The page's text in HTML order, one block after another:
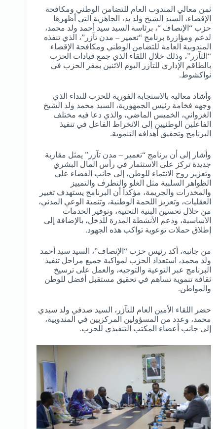
ثمن معالي المندوب العام للتضامن الوطني ومكافحة
الإقصاء، السيد الشيخ ولد بد، الجاهزية التي أظهرها
حزب “الإنصاف “، برئاسة السيد سيد أحمد ولد محمد،
لدعم ومؤازرة برنامج “تعمير – مدن تآزر”، الذي تنفذه
المندوبية العامة للتضامن الوطني ومكافحة الإقصاء
“التآزر”، وذلك خلال اللقاء الذي جمع قيادات الحزب
بالطاقم الإداري للتآزر اليوم الاثنين بمقر الحزب في
نواكشوط.
وأشاد معاليه بالاستجابة الفورية للحزب للنداء الذي
وجهه فخامة رئيس الجمهورية، السيد محمد ولد الشيخ
الغزواني، الخميس الماضي، والذي دعا فيه مختلف
الفاعلين الوطنيين إلى الانخراط الفاعل في تنفيذ
البرنامج وتحقيق أهدافه التنموية.
وأشار إلى أن برنامج “تعمير – مدن تآزر” يمثل مقاربة
جديدة تركز على الاستثمار في رأس المال البشري
وتعزيز روح الانتماء للوطن، إلى جانب القضاء على
الظواهر السلبية مثل الغلو والتطرف والتمييز
والمخدرات والجريمة، مؤكداً أن البرنامج يستهدف تغيير
العقليات، وتعزيز اللحمة الوطنية، وتنمية الوعي المدني،
من خلال تحسين البنية التحتية، وتوفير الخدمات
الأساسية، ودعم الأنشطة المدرة للدخل، بالإضافة إلى
إطلاق حملات توعوية تواكب هذه الجهود.
من جانبه، أكد رئيس حزب “الإنصاف”، السيد سيد أحمد
ولد محمد، استعداد الحزب لمواكبة جميع مراحل تنفيذ
البرنامج عبر التوعية والتوجيه، والعمل على ترسيخ
ثقافة تنموية تساهم في تحقيق مستقبل أفضل للوطن
والمواطن.
حضر اللقاء الأمين العام للتآزر، السيد صدفي ولد سيدي
محمد، وعدد من المسؤولين المركزيين في المندوبية،
إلى جانب أعضاء المكتب التنفيذي للحزب.